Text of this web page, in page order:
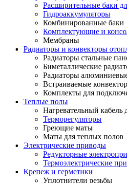
Расширительные баки
Гидроаккумуляторы
Комбинированные баки
Комплектующие и
Мембраны
Радиаторы и конвекторы
Радиаторы стальные
Биметаллические
Радиаторы
Встраиваемые
Комплекты для
Теплые полы
Нагревательный кабель
Терморегуляторы
Греющие маты
Маты для теплых полов
Электрические приводы
Редукторные
Термоэлектрические
Крепеж и герметики
Уплотнители резьбы